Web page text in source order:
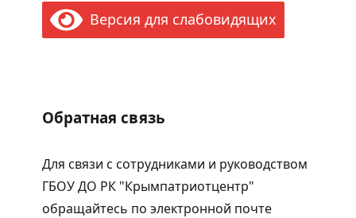
Версия для слабовидящих
Обратная связь
Для связи с сотрудниками и руководством
ГБОУ ДО РК "Крымпатриотцентр"
обращайтесь по электронной почте